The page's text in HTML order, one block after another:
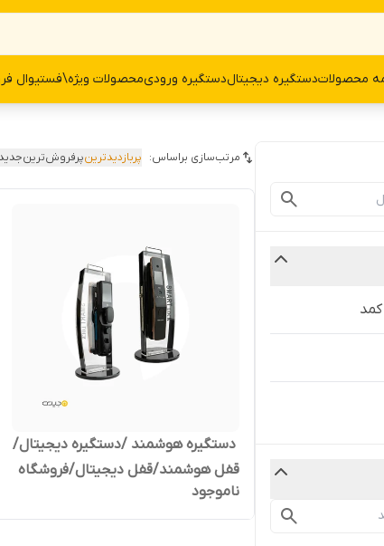
محصولاتدستگیره دیجیتالدستگیره ورودیمحصولات وی‍‍‍ژه\فستیوال
مرتب‌سازی براساس: پربازدیدترینپرفروش‌ترین
‌ دستگیره هوشمند /دستگیره دیجیتال/
قفل هوشمند/قفل دیجیتال/فروشگاه
مجیری مشهد
ناموجود